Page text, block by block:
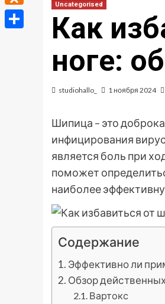
Uncategorised
Как
ноге:
studiohallo_ 1 ноября 2024
Шипица – это
инфицирования
является боль при
поможет
наиболее
Содержание
Эффективно ли
Обзор
Вартокс
Odnoklassniki
Отправить